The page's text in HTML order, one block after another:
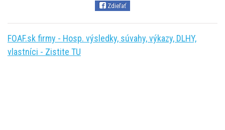
Zdieľať
FOAF.sk firmy - Hosp. výsledky, súvahy, výkazy, DLHY,
vlastníci - Zistite TU